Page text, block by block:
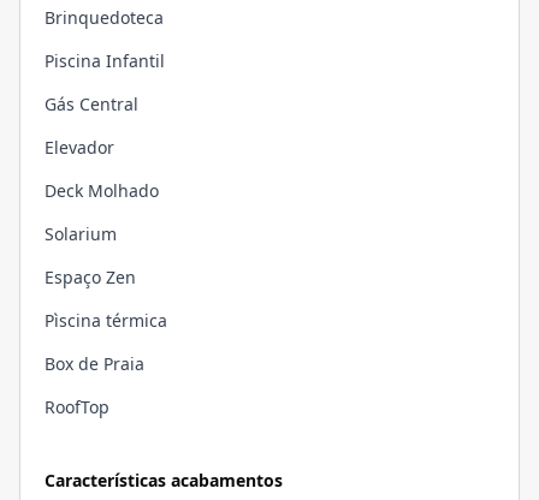
Características acabamentos
Brinquedoteca
Piscina Infantil
Gás Central
Elevador
Deck Molhado
Solarium
Espaço Zen
Pìscina térmica
Box de Praia
RoofTop